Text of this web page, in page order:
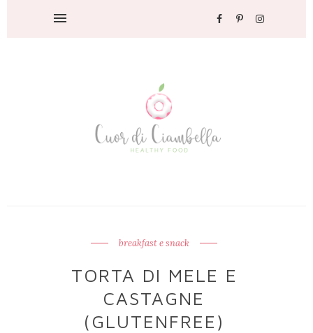
breakfast e snack
TORTA DI MELE E
CASTAGNE
(GLUTENFREE)